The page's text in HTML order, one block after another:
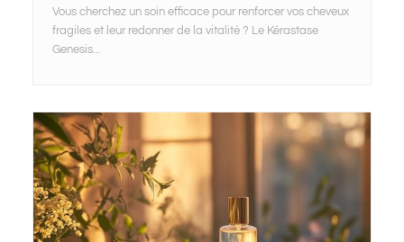
Vous cherchez un soin efficace pour renforcer vos cheveux
fragiles et leur redonner de la vitalité ? Le Kérastase
Genesis...